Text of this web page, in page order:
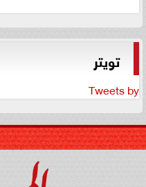
تويتر
Tweets by